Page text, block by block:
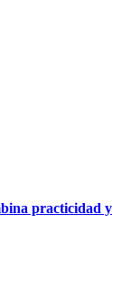
practicidad y